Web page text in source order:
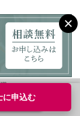
に申込む
込み
士法人への転職
ファームへの転職
の転職
認会計士）の転職